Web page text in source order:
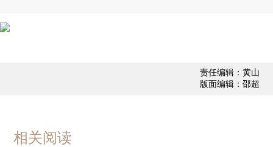
责任编辑：黄山
版面编辑：邵超
相关阅读